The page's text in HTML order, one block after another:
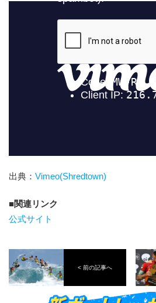
出典： Vimeo(Shredtown)
関連リンク
公式サイト
< 前の記事へ